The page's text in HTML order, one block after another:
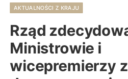
AKTUALNOŚCI Z KRAJU
Rząd
Ministrowie i
wicepremierzy z